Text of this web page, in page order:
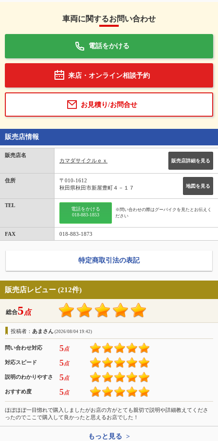
車両に関するお問い合わせ
電話をかける
来店・オンライン相談予約
お見積り/お問合せ
販売店情報
販売店名
カマダサイクルｅｘ
販売店詳細を見る
住所
地図を見る
〒010-1612
秋田県秋田市新屋豊町４－１７
TEL
電話をかける
018-883-1853
※問い合わせの際はグーバイクを見たとお伝えく
ださい
FAX 018-883-1873
特定商取引法の表記
販売店レビュー (212件)
総合5点
投稿者： あまさん (2026/08/04 19:42)
問い合わせ対応 5点
対応スピード 5点
説明のわかりやすさ 5点
おすすめ度 5点
ほぼほぼ一目惚れで購入しましたがお店の方がとても親切で説明や詳細教えてくださ
ったのでここで購入して良かったと思えるお店でした！
もっと見る >